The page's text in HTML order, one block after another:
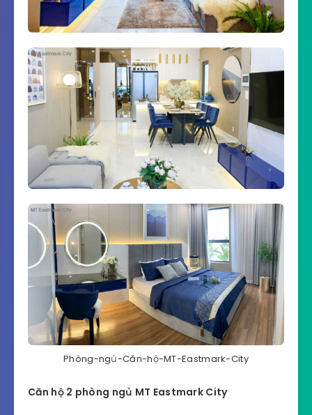
Phòng-ngủ-Căn-hộ-MT-Eastmark-City
Căn hộ 2 phòng ngủ MT Eastmark City